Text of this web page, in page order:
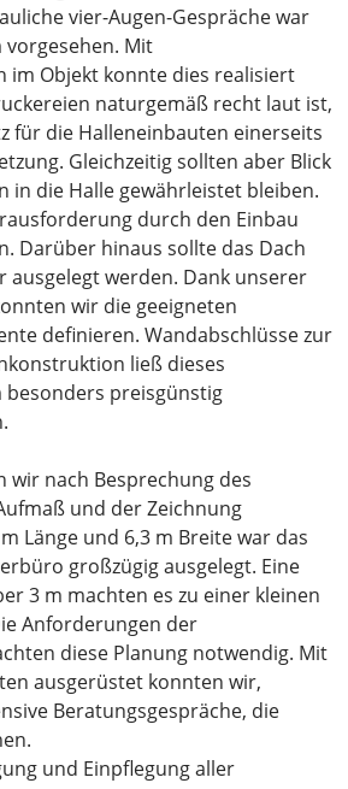
vier-Augen-Gespräche war
vorgesehen. Mit
im Objekt konnte dies realisiert
naturgemäß recht laut ist,
für die Halleneinbauten einerseits
Gleichzeitig sollten aber Blick
in die Halle gewährleistet bleiben.
durch den Einbau
Darüber hinaus sollte das Dach
ausgelegt werden. Dank unserer
wir die geeigneten
definieren. Wandabschlüsse zur
ließ dieses
preisgünstig
wir nach Besprechung des
und der Zeichnung
Länge und 6,3 m Breite war das
großzügig ausgelegt. Eine
3 m machten es zu einer kleinen
Anforderungen der
diese Planung notwendig. Mit
ausgerüstet konnten wir,
Beratungsgespräche, die
und Einpflegung aller